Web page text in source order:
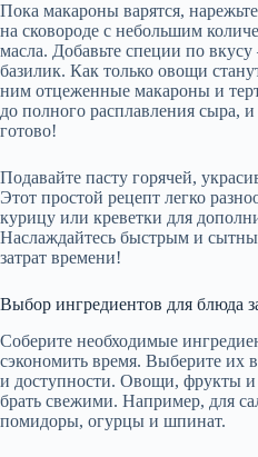
Пока макароны варятся,
на сковороде с небольшим
масла. Добавьте специи по
базилик. Как только овощи
ним отцеженные макароны и
до полного расплавления сыра,
готово!
Подавайте пасту горячей,
Этот простой рецепт легко
курицу или креветки для
Наслаждайтесь быстрым и
затрат времени!
Выбор ингредиентов для блюда
Соберите необходимые
сэкономить время. Выберите их
и доступности. Овощи, фрукты и
брать свежими. Например, для
помидоры, огурцы и шпинат.